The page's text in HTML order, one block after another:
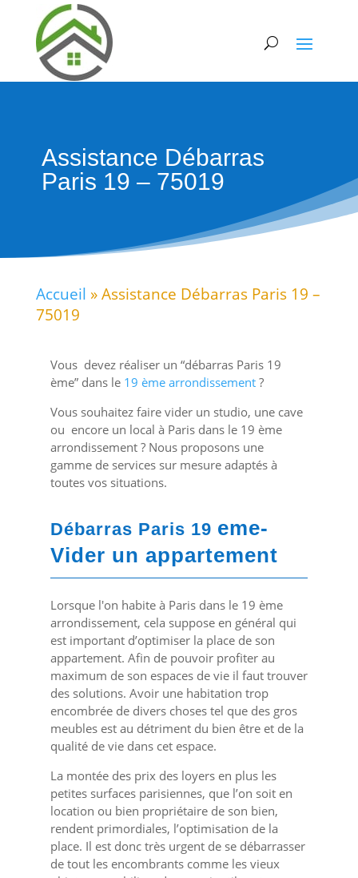
Assistance Débarras
Paris 19 – 75019
Accueil »Assistance Débarras Paris 19 –
75019
Vous devez réaliser un “débarras Paris 19
ème” dans le 19 ème arrondissement?
Vous souhaitez faire vider un studio, une cave
ou encore un local à Paris dans le 19 ème
arrondissement ? Nous proposons une
gamme de services sur mesure adaptés à
toutes vos situations.
Débarras Paris 19 eme-
Vider un appartement
Lorsque l'on habite à Paris dans le 19 ème
arrondissement, cela suppose en général qui
est important d’optimiser la place de son
appartement. Afin de pouvoirprofiter au
maximum de son espaces de vie il faut trouver
des solutions. Avoir une habitation trop
encombrée de divers choses tel que des gros
meubles est au détriment du bien être et de la
qualité de vie dans cet espace.
La montée des prix des loyers en plus les
petites surfaces parisiennes, que l’on soit en
location ou bien propriétaire de son bien,
rendent primordiales, l’optimisation de la
place. Il est donc très urgent de se débarrasser
de tout les encombrants comme les vieux